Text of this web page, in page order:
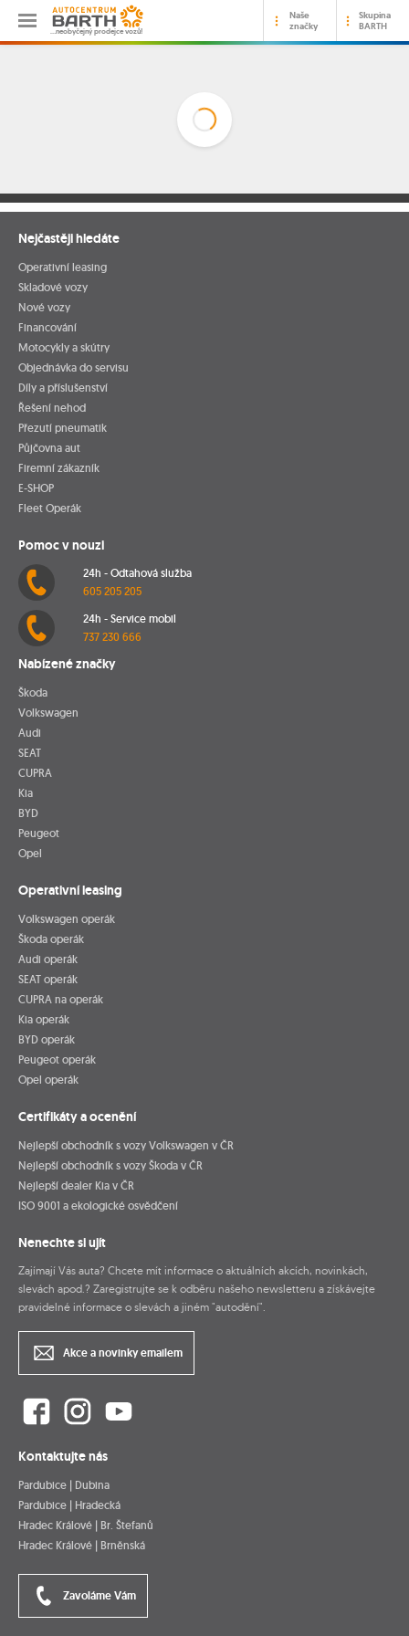
…neobyčejný prodejce vozů!
Naše
značky
Skupina
BARTH
Nejčastěji hledáte
Operativní leasing
Skladové vozy
Nové vozy
Financování
Motocykly a skútry
Objednávka do servisu
Díly a příslušenství
Řešení nehod
Přezutí pneumatik
Půjčovna aut
Firemní zákazník
E-SHOP
Fleet Operák
Pomoc v nouzi
24h - Odtahová služba
605 205 205
24h - Service mobil
737 230 666
Nabízené značky
Škoda
Volkswagen
Audi
SEAT
CUPRA
Kia
BYD
Peugeot
Opel
Operativní leasing
Volkswagen operák
Škoda operák
Audi operák
SEAT operák
CUPRA na operák
Kia operák
BYD operák
Peugeot operák
Opel operák
Certifikáty a ocenění
Nejlepší obchodník s vozy Volkswagen v ČR
Nejlepší obchodník s vozy Škoda v ČR
Nejlepší dealer Kia v ČR
ISO 9001 a ekologické osvědčení
Nenechte si ujít
Zajímají Vás auta? Chcete mít informace o aktuálních akcích, novinkách,
slevách apod.? Zaregistrujte se k odběru našeho newsletteru a získávejte
pravidelné informace o slevách a jiném "autodění".
Akce a novinky emailem
Kontaktujte nás
Pardubice | Dubina
Pardubice | Hradecká
Hradec Králové | Br. Štefanů
Hradec Králové | Brněnská
Zavoláme Vám